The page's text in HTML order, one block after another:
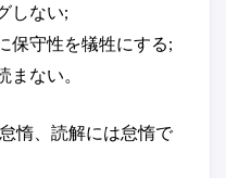
しない;
保守性を犠牲にする;
ない。
惰、読解には怠惰で